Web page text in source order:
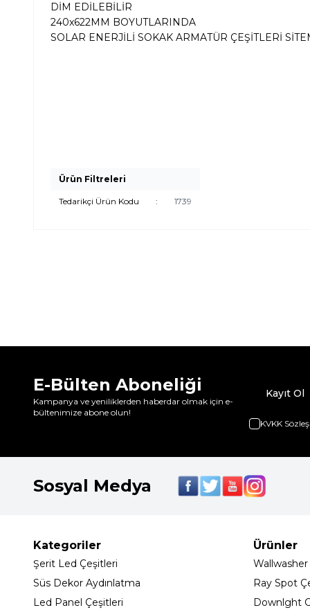
DİM EDİLEBİLİR
240x622MM BOYUTLARINDA
SOLAR ENERJİLİ SOKAK ARMATÜR ÇEŞİTLERİ
Ürün Filtreleri
Tedarikçi Ürün Kodu : 1739
E-Bülten Aboneliği
Kampanya ve yeniliklerden haberdar olmak için e-
bültenimize abone olun!
Kayıt Ol
KVKK
Sosyal Medya
Kategoriler
Şerit Led Çeşitleri
Süs Dekor Aydınlatma
Led Panel Çeşitleri
Ürünler
Ray Spot
Downlght